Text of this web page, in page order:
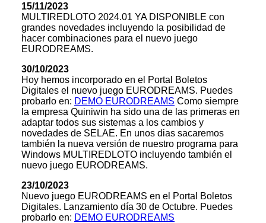
15/11/2023
MULTIREDLOTO 2024.01 YA DISPONIBLE con
grandes novedades incluyendo la posibilidad de
hacer combinaciones para el nuevo juego
EURODREAMS.
30/10/2023
Hoy hemos incorporado en el Portal Boletos
Digitales el nuevo juego EURODREAMS. Puedes
probarlo en: DEMO EURODREAMS Como siempre
la empresa Quiniwin ha sido una de las primeras en
adaptar todos sus sistemas a los cambios y
novedades de SELAE. En unos dias sacaremos
también la nueva versión de nuestro programa para
Windows MULTIREDLOTO incluyendo también el
nuevo juego EURODREAMS.
23/10/2023
Nuevo juego EURODREAMS en el Portal Boletos
Digitales. Lanzamiento día 30 de Octubre. Puedes
probarlo en: DEMO EURODREAMS